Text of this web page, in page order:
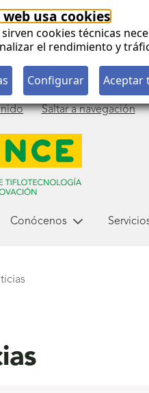
usa cookies
sirven cookies técnicas
el rendimiento y
Saltar a navegación
Conócenos